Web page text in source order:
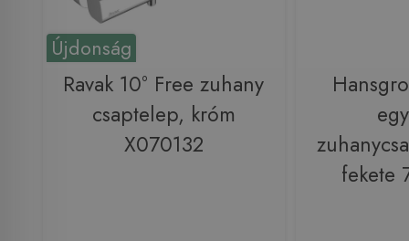
Újdonság
Ravak 10° Free zuhany
csaptelep, króm
X070132
fekete